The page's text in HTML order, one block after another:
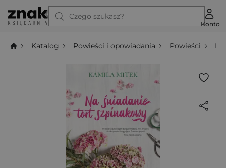
Czego szukasz?
Konto
Katalog Powieści i opowiadania Powieści